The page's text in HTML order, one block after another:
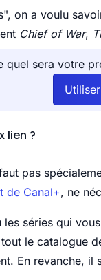
on a voulu
Chief of War,
sera votre
lien ?
pas
de Canal+, ne
séries qui
le catalogue
En revanche, il